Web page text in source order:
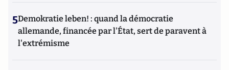
5Demokratie leben! : quand la démocratie
allemande, financée par l'État, sert de paravent à
l'extrémisme